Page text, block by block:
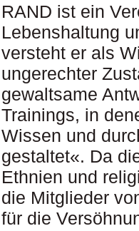
RAND ist ein
Lebenshaltung
versteht er als
ungerechter
gewaltsame
Trainings, in
Wissen und
gestaltet«. Da
Ethnien und
die Mitglieder
für die